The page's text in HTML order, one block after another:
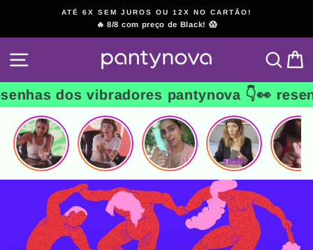
o
Conteúdo
slideshow
ATÉ 6X SEM JUROS OU 12X NO CARTÃO!
🔥 8/8 com preço de Black! 😱
NAVEGAÇÃO
dos vibradores pantynova 👇👀 resenhas